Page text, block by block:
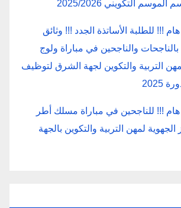
التكويني 2025/2026
هام !!! للطلبة الأساتذة الجدد !!! وثائق
والناجحين في مباراة ولوج
التربية والتكوين لجهة الشرق لتوظيف
هام !!! للناجحين في مباراة مسلك أطر
الجهوية لمهن التربية والتكوين بالجهة